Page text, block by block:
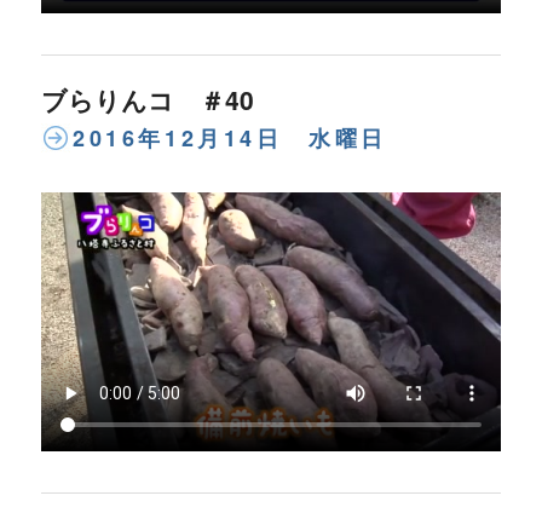
ブらりんコ ＃40
2016年12月14日 水曜日